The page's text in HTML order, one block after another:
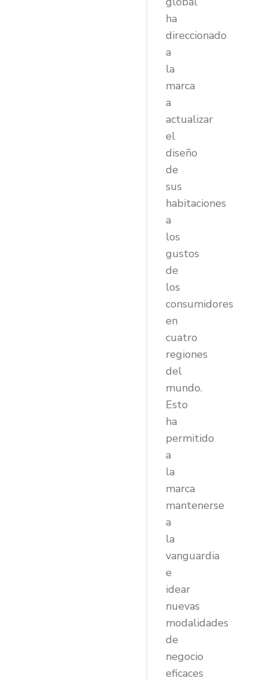
ha
direccionado
a
la
marca
a
actualizar
el
diseño
de
sus
habitaciones
a
los
gustos
de
los
consumidores
en
cuatro
regiones
del
mundo.
Esto
ha
permitido
a
la
marca
mantenerse
a
la
vanguardia
e
idear
nuevas
modalidades
de
negocio
eficaces